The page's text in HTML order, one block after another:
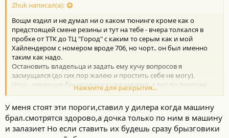
Zhuk написал(а):
Вощм ездил и не думал ни о каком тюнинге кроме как о
предстоящей смене резины и тут на тебе - вчера толкался в
пробке от ТТК до ТЦ "Город" с каким то серым как и мой
Хайлендером с номером вроде 706, но чорт.. он был именно
таким как надо.
Остановить владельца и задать ему кучу вопросов я
засмущался (до сих пор жалею и простить себе не могу).
Итог - передние брызговики я уже заказал, а вот по порогам
нужно понять какие.
но они есть турецкие TOHI.47.0010 и винбо WINBO №
B88H091002A1
я фик знает какие были на том авто, но как смотрелись мне
Нажмите для раскрытия...
У меня стоят эти пороги,ставил у дилера когда машину
брал.смотрятся здорово,а дочка только по ним в машину
и залазиет Но если ставить их будешь сразу брызговики